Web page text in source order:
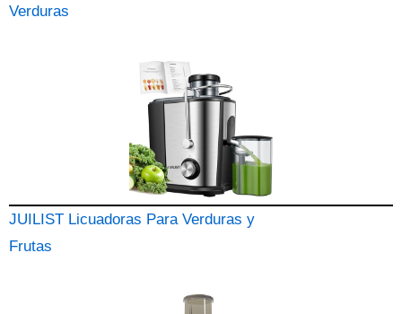
Verduras
JUILIST Licuadoras Para Verduras y
Frutas